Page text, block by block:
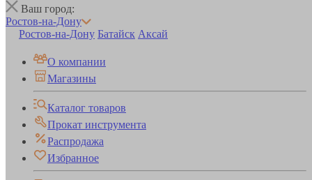
Ваш город:
Ростов-на-Дону
Ростов-на-Дону Батайск Аксай
О компании
Магазины
Каталог товаров
Прокат инструмента
Распродажа
Избранное